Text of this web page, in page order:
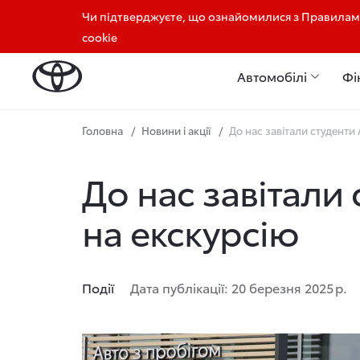
Чи підтверджуєте, що ознайомилися з
cookie
+380732420042 +380981820042
Автомобілі
Головна Новини і акції До нас завітали
До нас
на екскурсію
Події Дата публікації: 20 березня 2025 р.